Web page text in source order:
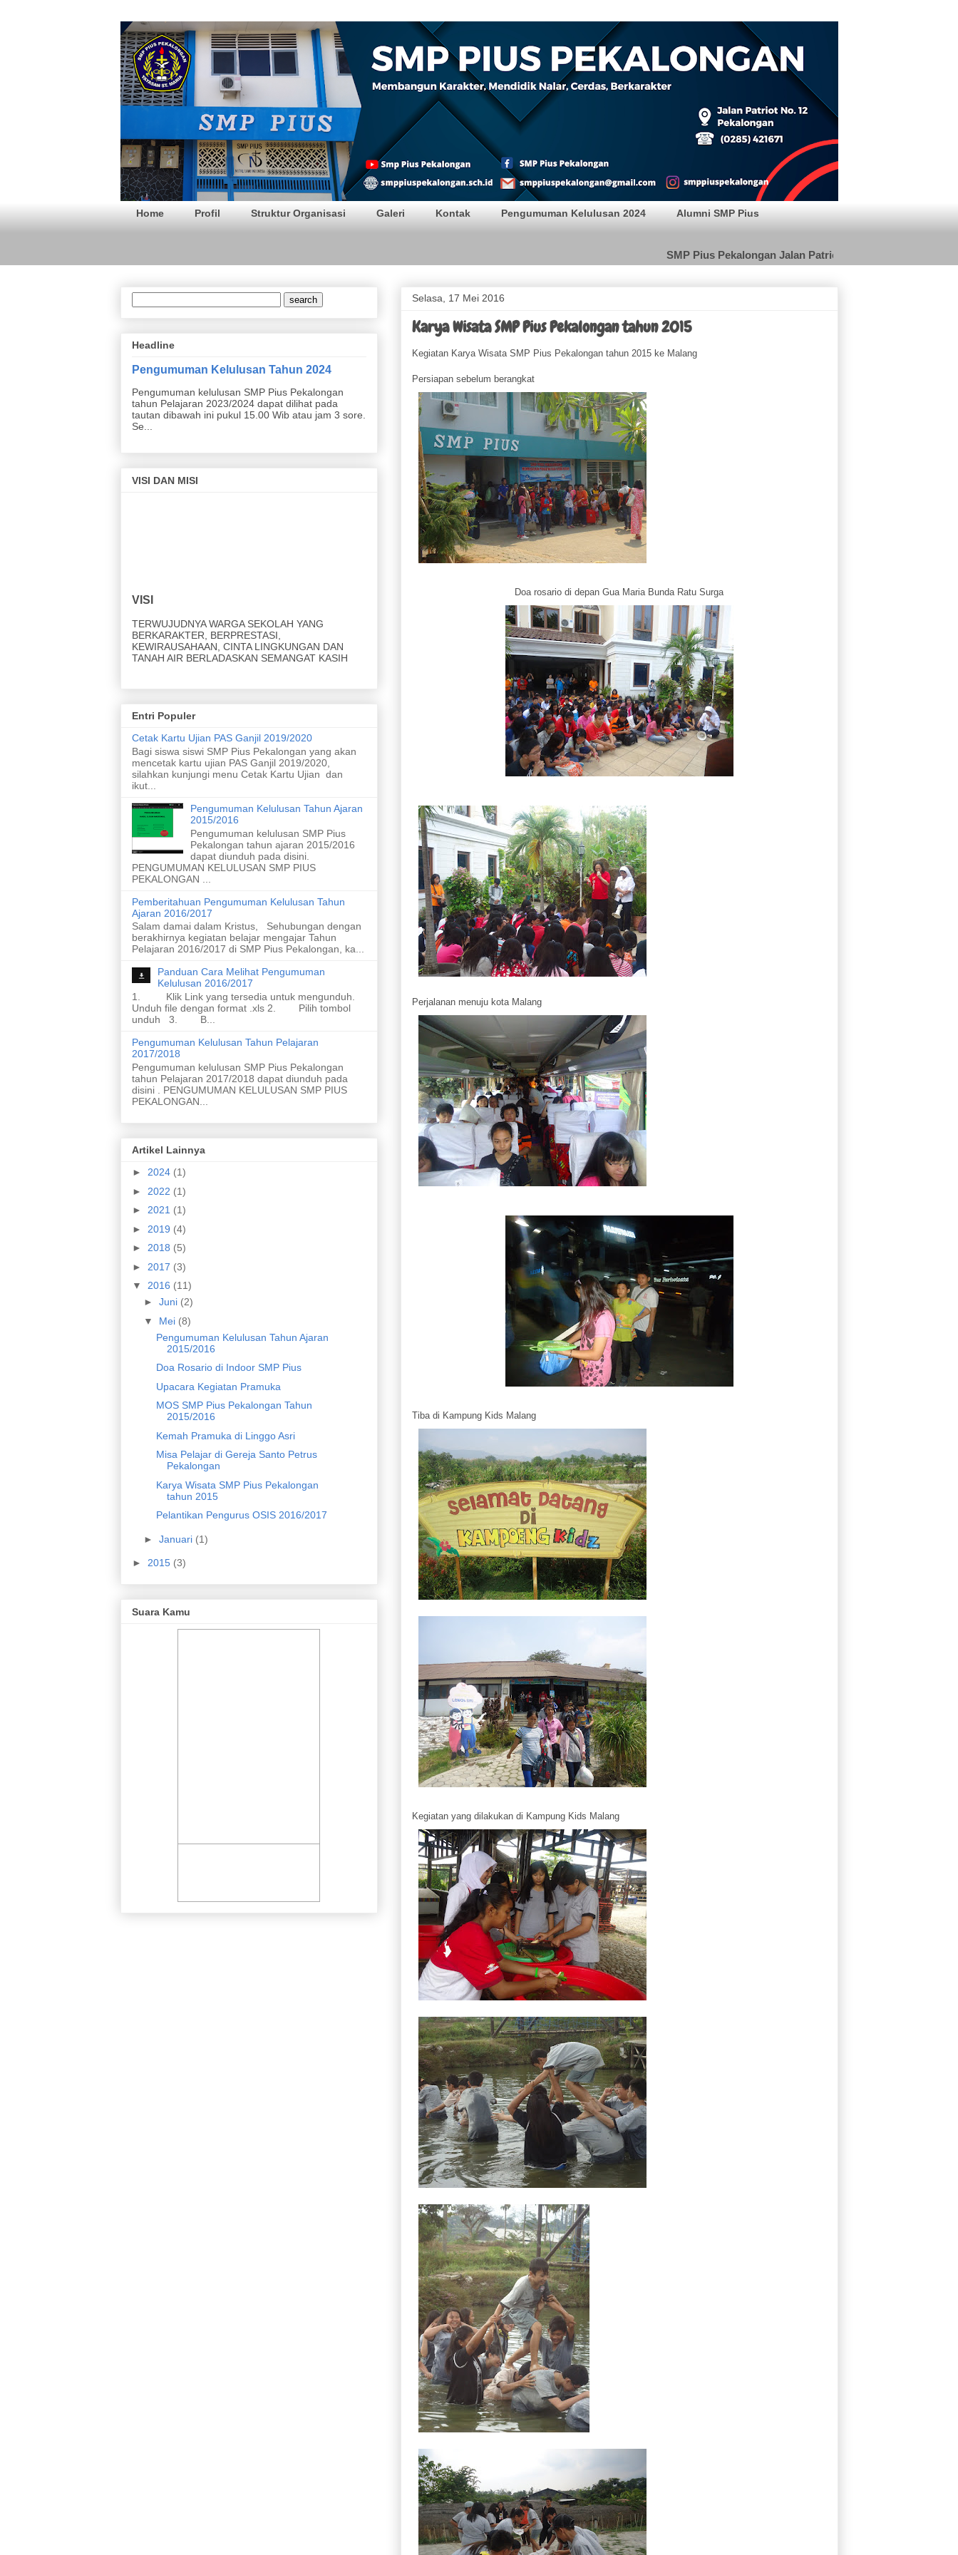
SMP PIUS Pekalongan
Home Profil Struktur Organisasi Galeri Kontak Pengumuman Kelulusan 2024 Alumni SMP Pius
SMP Pius Pekalongan Jalan Patriot 12 Pekalongan Telp. (0285)
Selasa, 17 Mei 2016
Karya Wisata SMP Pius Pekalongan tahun 2015
Kegiatan Karya Wisata SMP Pius Pekalongan tahun 2015 ke Malang
Persiapan sebelum berangkat
Doa rosario di depan Gua Maria Bunda Ratu Surga
Perjalanan menuju kota Malang
Tiba di Kampung Kids Malang
Kegiatan yang dilakukan di Kampung Kids Malang
Headline
Pengumuman Kelulusan Tahun 2024
Pengumuman kelulusan SMP Pius Pekalongan
tahun Pelajaran 2023/2024 dapat dilihat pada
tautan dibawah ini pukul 15.00 Wib atau jam 3 sore.
Se...
VISI DAN MISI
TERWUJUDNYA WARGA SEKOLAH YANG
KEWIRAUSAHAAN, CINTA LINGKUNGAN DAN
TANAH AIR BERLADASKAN SEMANGAT KASIH
MISI
1. Menjunjung yang lemah
3. Membina persahabatan
4. Meraih prestasi akademik
5. Meraih prestasi nonakademik
6. Menghasilkan karya ramah lingkungan
7. Menghasilkan karya yang inovatif dari limbah
8. Merawat taman dan kebun
9. Meletakan sampah pada tempatnya
10. Melaksanakan upacara bendera
11. Menyanyikan lagu nasional dengan sikap yang
baik
Entri Populer
Cetak Kartu Ujian PAS Ganjil 2019/2020
Bagi siswa siswi SMP Pius Pekalongan yang akan
mencetak kartu ujian PAS Ganjil 2019/2020,
silahkan kunjungi menu Cetak Kartu Ujian dan
ikut...
Pengumuman Kelulusan Tahun Ajaran
2015/2016
Pengumuman kelulusan SMP Pius
Pekalongan tahun ajaran 2015/2016
dapat diunduh pada disini.
PENGUMUMAN KELULUSAN SMP PIUS
PEKALONGAN ...
Pemberitahuan Pengumuman Kelulusan Tahun
Ajaran 2016/2017
Salam damai dalam Kristus, Sehubungan dengan
berakhirnya kegiatan belajar mengajar Tahun
Pelajaran 2016/2017 di SMP Pius Pekalongan, ka...
Panduan Cara Melihat Pengumuman
Kelulusan 2016/2017
1. Klik Link yang tersedia untuk mengunduh.
Unduh file dengan format .xls 2. Pilih tombol
unduh 3. B...
Pengumuman Kelulusan Tahun Pelajaran
2017/2018
Pengumuman kelulusan SMP Pius Pekalongan
tahun Pelajaran 2017/2018 dapat diunduh pada
disini . PENGUMUMAN KELULUSAN SMP PIUS
PEKALONGAN...
Artikel Lainnya
► 2024 (1)
► 2022 (1)
► 2021 (1)
► 2019 (4)
► 2018 (5)
► 2017 (3)
▼ 2016 (11)
►Juni (2)
▼ Mei (8)
Pengumuman Kelulusan Tahun Ajaran
2015/2016
Doa Rosario di Indoor SMP Pius
Upacara Kegiatan Pramuka
MOS SMP Pius Pekalongan Tahun
2015/2016
Kemah Pramuka di Linggo Asri
Misa Pelajar di Gereja Santo Petrus
Pekalongan
Karya Wisata SMP Pius Pekalongan
tahun 2015
Pelantikan Pengurus OSIS 2016/2017
►Januari (1)
► 2015 (3)
Suara Kamu